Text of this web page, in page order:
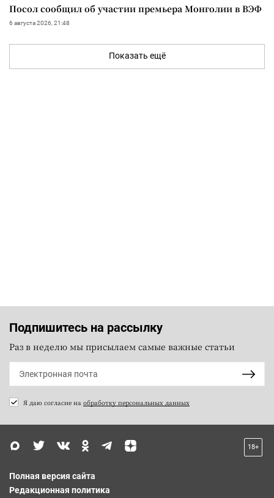
Посол сообщил об участии премьера Монголии в ВЭФ
6 августа 2026, 21:48
Показать ещё
Подпишитесь на рассылку
Раз в неделю мы присылаем самые важные статьи
Я даю согласие на обработку персональных данных
18+
Полная версия сайта
Редакционная политика